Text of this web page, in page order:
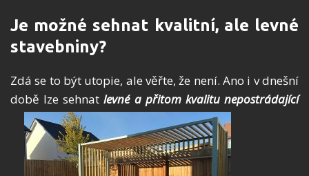
Je možné sehnat kvalitní, ale levné
stavebniny?
Zdá se to být utopie, ale věřte, že není. Ano i v dnešní
době lze sehnatlevné a přitom kvalitu nepostrádající